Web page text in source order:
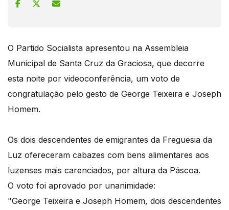
O Partido Socialista apresentou na Assembleia
Municipal de Santa Cruz da Graciosa, que decorre
esta noite por videoconferência, um voto de
congratulação pelo gesto de George Teixeira e Joseph
Homem.
Os dois descendentes de emigrantes da Freguesia da
Luz ofereceram cabazes com bens alimentares aos
luzenses mais carenciados, por altura da Páscoa.
O voto foi aprovado por unanimidade:
"George Teixeira e Joseph Homem, dois descendentes